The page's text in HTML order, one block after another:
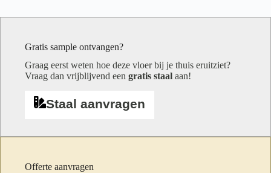
Gratis sample ontvangen?
Graag eerst weten hoe deze vloer bij je thuis eruitziet?
Vraag dan vrijblijvend een gratis staal aan!
Staal aanvragen
Offerte aanvragen